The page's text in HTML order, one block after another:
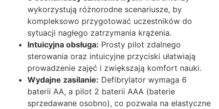
wykorzystują różnorodne scenariusze, by
kompleksowo przygotować uczestników do
sytuacji nagłego zatrzymania krążenia.
Intuicyjna obsługa: Prosty pilot zdalnego
sterowania oraz intuicyjne przyciski ułatwiają
prowadzenie zajęć i zwiększają komfort nauki.
Wydajne zasilanie: Defibrylator wymaga 6
baterii AA, a pilot 2 baterii AAA (baterie
sprzedawane osobno), co pozwala na elastyczne